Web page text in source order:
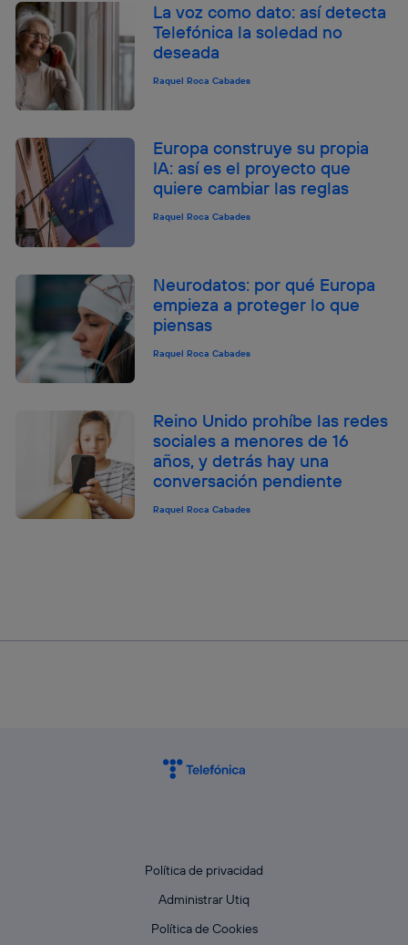
La voz como dato: así detecta
Telefónica la soledad no
deseada
Raquel Roca Cabades
Europa construye su propia
IA: así es el proyecto que
quiere cambiar las reglas
Raquel Roca Cabades
Neurodatos: por qué Europa
empieza a proteger lo que
piensas
Raquel Roca Cabades
Reino Unido prohíbe las redes
sociales a menores de 16
años, y detrás hay una
conversación pendiente
Raquel Roca Cabades
Política de privacidad
Administrar Utiq
Política de Cookies